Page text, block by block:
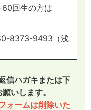
回生の方は
8373-9493（浅
信ハガキまたは下
いします。
ォームは削除いた